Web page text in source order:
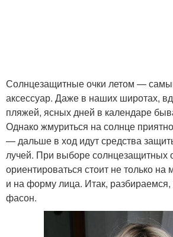
Солнцезащитные очки летом —
аксессуар. Даже в наших широтах,
пляжей, ясных дней в календаре
Однако жмуриться на солнце
— дальше в ход идут средства
лучей. При выборе солнцезащитных
ориентироваться стоит не только
и на форму лица. Итак, разбираемся,
фасон.